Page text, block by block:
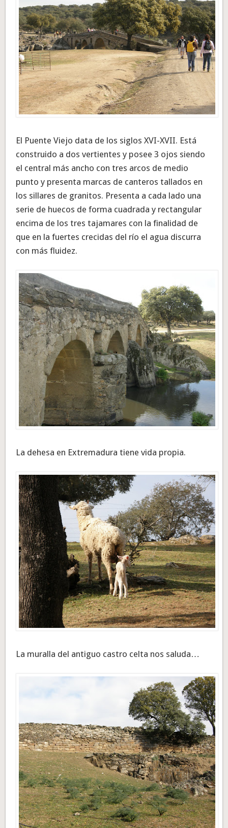
El Puente Viejo data de los siglos XVI-XVII. Está
construido a dos vertientes y posee 3 ojos siendo
el central más ancho con tres arcos de medio
punto y presenta marcas de canteros tallados en
los sillares de granitos. Presenta a cada lado una
serie de huecos de forma cuadrada y rectangular
encima de los tres tajamares con la finalidad de
que en la fuertes crecidas del río el agua discurra
con más fluidez.
La dehesa en Extremadura tiene vida propia.
La muralla del antiguo castro celta nos saluda…